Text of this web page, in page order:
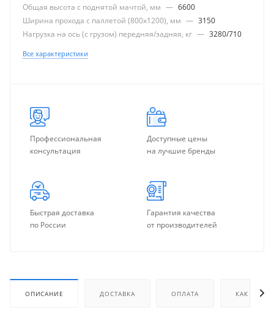
Общая высота с поднятой мачтой, мм — 6600
Ширина прохода с паллетой (800х1200), мм — 3150
Нагрузка на ось (с грузом) передняя/задняя, кг — 3280/710
Все характеристики
Профессиональная
консультация
Доступные цены
на лучшие бренды
Быстрая доставка
по России
Гарантия качества
от производителей
ОПИСАНИЕ ДОСТАВКА ОПЛАТА КАК